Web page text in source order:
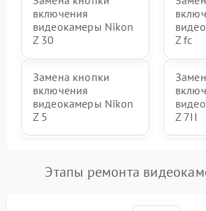
включения
видеокамеры Nikon
Z 30
Z fc
Замена кнопки
включения
видеокамеры Nikon
Z 5
Z 7II
Этапы ремонта